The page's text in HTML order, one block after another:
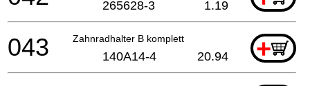
265628-3 1.19
Zahnradhalter B komplett +
043 140A14-4 20.94